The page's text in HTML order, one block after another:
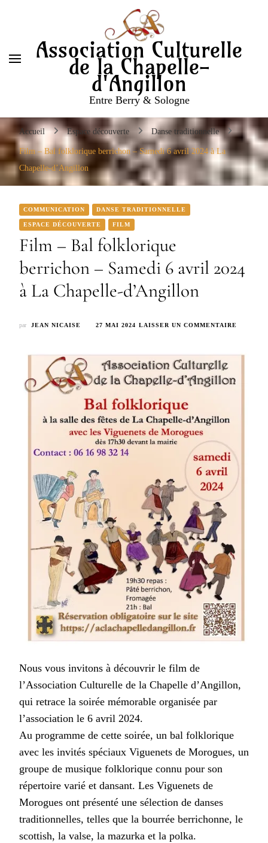
Association Culturelle
de la Chapelle-
d'Angillon
Entre Berry & Sologne
Accueil Espace découverte Danse traditionnelle
Film – Bal folklorique berrichon – Samedi 6 avril 2024 à La
Chapelle-d’Angillon
COMMUNICATION DANSE TRADITIONNELLE
ESPACE DÉCOUVERTE FILM
Film – Bal folklorique
berrichon – Samedi 6 avril 2024
à La Chapelle-d’Angillon
par JEAN NICAISE 27 MAI 2024 LAISSER UN COMMENTAIRE
BAL
Nous vous invitons à découvrir le film de
l’Association Culturelle de la Chapelle d’Angillon,
qui retrace la soirée mémorable organisée par
l’association le 6 avril 2024.
Au programme de cette soirée, un bal folklorique
avec les invités spéciaux Viguenets de Morogues, un
groupe de musique folklorique connu pour son
répertoire varié et dansant. Les Viguenets de
Morogues ont présenté une sélection de danses
traditionnelles, telles que la bourrée berrichonne, le
scottish, la valse, la mazurka et la polka.